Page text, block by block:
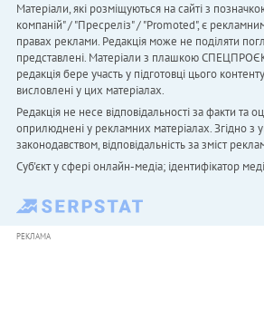
Матеріали, які розміщуються на сайті з
компаній" / "Пресреліз" / "Promoted", є
правах реклами. Редакція може не поділяти
представлені. Матеріали з плашкою
редакція бере участь у підготовці цього
висловлені у цих матеріалах.
Редакція не несе відповідальності за факти та
оприлюднені у рекламних матеріалах. Згідно з
законодавством, відповідальність за зміст
Cуб'єкт у сфері онлайн-медіа; ідентифікатор
РЕКЛАМА